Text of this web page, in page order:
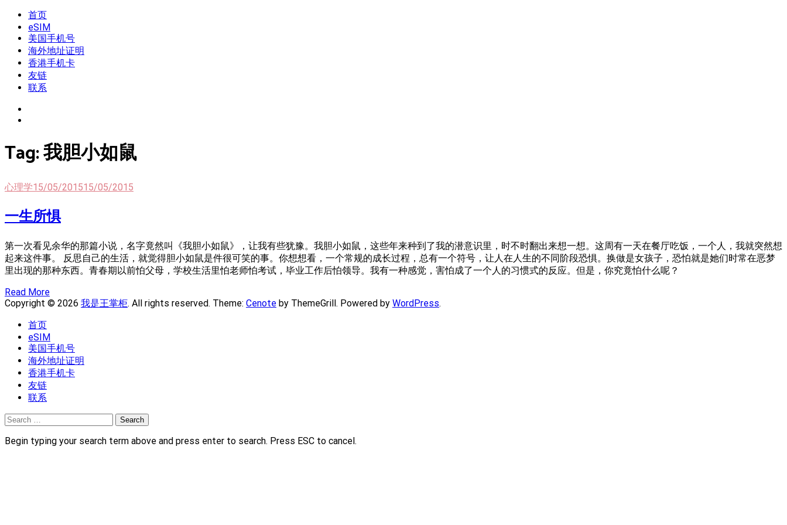
Skip
content
我是王掌柜
新闻酸菜馆|极客电台|自媒体联盟
首页
eSIM
美国手机号
海外地址证明
香港手机卡
友链
联系
Tag:我胆小如鼠
心理学15/05/201515/05/2015
一生所惧
第一次看见余华的那篇小说，名字竟然叫《我胆小如鼠》，让我有些犹豫。我胆小如鼠，这些年来种到了我的潜意识里，时不时翻出来想一想。这周有一天在餐厅吃饭，一个人，我就突然想
起来这件事。 反思自己的生活，就觉得胆小如鼠是件很可笑的事。你想想看，一个常规的成长过程，总有一个符号，让人在人生的不同阶段恐惧。换做是女孩子，恐怕就是她们时常在恶梦
里出现的那种东西。青春期以前怕父母，学校生活里怕老师怕考试，毕业工作后怕领导。我有一种感觉，害怕成了一个人的习惯式的反应。但是，你究竟怕什么呢？
Read More
Copyright © 2026 我是王掌柜. All rights reserved. Theme: Cenote by ThemeGrill. Powered by WordPress.
首页
eSIM
美国手机号
海外地址证明
香港手机卡
友链
联系
Search
for:
Begin typing your search term above and press enter to search. Press ESC to cancel.